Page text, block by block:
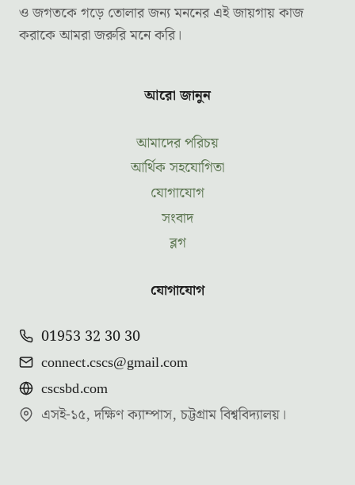
ও জগতকে গড়ে তোলার জন্য মননের এই জায়গায় কাজ
করাকে আমরা জরুরি মনে করি।
আরো জানুন
আমাদের পরিচয়
আর্থিক সহযোগিতা
যোগাযোগ
সংবাদ
ব্লগ
যোগাযোগ
01953 32 30 30
connect.cscs@gmail.com
cscsbd.com
এসই-১৫, দক্ষিণ ক্যাম্পাস, চট্টগ্রাম বিশ্ববিদ্যালয়।